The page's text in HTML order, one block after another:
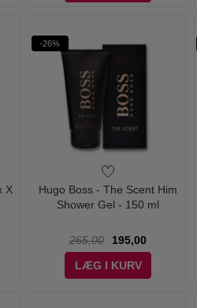
X
-26%
Hugo Boss - The Scent Him
Shower Gel - 150 ml
265,00
195,00
LÆG I KURV